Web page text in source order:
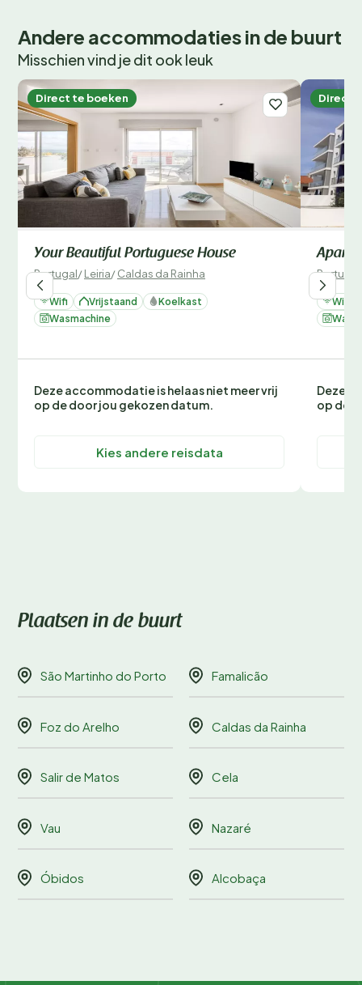
Andere accommodaties in de buurt
Misschien vind je dit ook leuk
Direct te boeken
Your Beautiful Portuguese House
Portugal/Leiria/Caldas da Rainha
Wifi Vrijstaand
Koelkast
Wasmachine
Deze accommodatie is helaas niet meer vrij
op de door jou gekozen datum.
Kies andere reisdata
Direct
Portugal
Wifi
Deze
op de
Plaatsen in de buurt
São Martinho do Porto Famalicão
Foz do Arelho Caldas da Rainha
Salir de Matos Cela
Vau Nazaré
Óbidos Alcobaça